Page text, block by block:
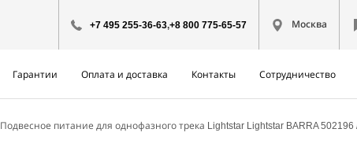
+7 495 255-36-63,+8 800 775-65-57 Москва
Гарантии Оплата и доставка Контакты Сотрудничество
Подвесное питание для однофазного трека Lightstar Lightstar BARRA 502196